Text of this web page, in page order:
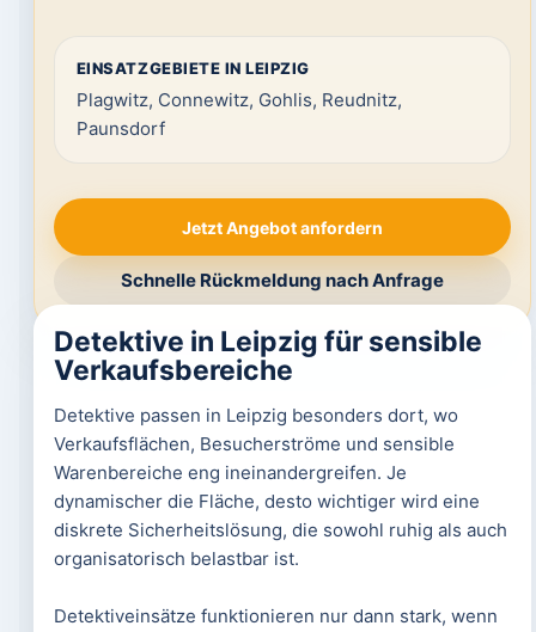
EINSATZGEBIETE IN LEIPZIG
Plagwitz, Connewitz, Gohlis, Reudnitz,
Paunsdorf
Jetzt Angebot anfordern
Schnelle Rückmeldung nach Anfrage
Detektive in Leipzig für sensible
Verkaufsbereiche
Detektive passen in Leipzig besonders dort, wo
Verkaufsflächen, Besucherströme und sensible
Warenbereiche eng ineinandergreifen. Je
dynamischer die Fläche, desto wichtiger wird eine
diskrete Sicherheitslösung, die sowohl ruhig als auch
organisatorisch belastbar ist.
Detektiveinsätze funktionieren nur dann stark, wenn